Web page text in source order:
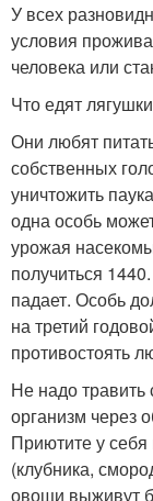
У всех
условия
человека или
Что едят лягушки
Они любят
собственных
уничтожить
одна особь
урожая
получиться
падает. Особь
на третий
противостоять
Не надо
организм через
Приютите у себя
(клубника,
овощи выживут